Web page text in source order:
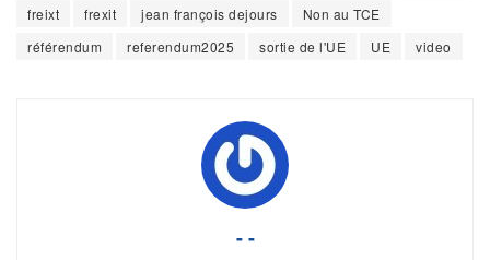
freixt
frexit jean françois dejours
Non au TCE
référendum
referendum2025 sortie de l'UE UE video
- -